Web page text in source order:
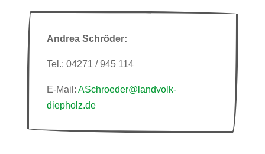
Andrea Schröder:
Tel.: 04271 / 945 114
E-Mail: ASchroeder@landvolk-
diepholz.de